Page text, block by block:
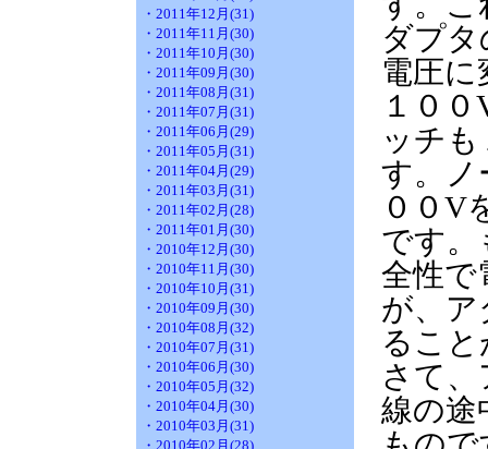
・2011年12月(31)
・2011年11月(30)
・2011年10月(30)
・2011年09月(30)
・2011年08月(31)
・2011年07月(31)
・2011年06月(29)
・2011年05月(31)
・2011年04月(29)
・2011年03月(31)
・2011年02月(28)
・2011年01月(30)
・2010年12月(30)
・2010年11月(30)
・2010年10月(31)
・2010年09月(30)
・2010年08月(32)
・2010年07月(31)
・2010年06月(30)
・2010年05月(32)
・2010年04月(30)
・2010年03月(31)
・2010年02月(28)
ダプ
電圧
１０
ッチ
す。ノ
００V
です。
全性で
が、ア
るこ
さて
線の途